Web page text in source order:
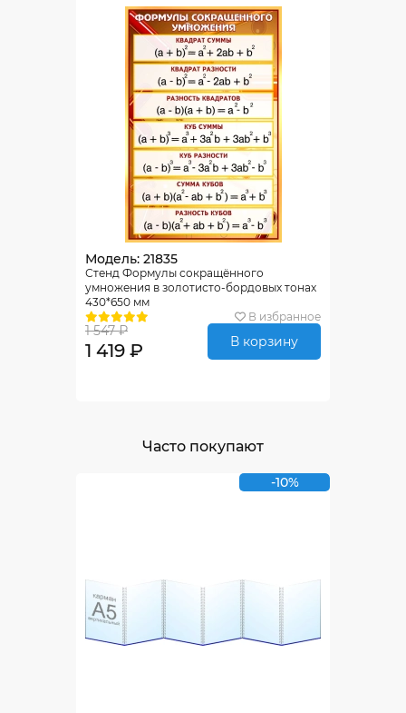
Модель: 21835
Стенд Формулы сокращённого
умножения в золотисто-бордовых тонах
430*650 мм
В избранное
1 547 ₽
1 419 ₽ В корзину
Часто покупают
-10%